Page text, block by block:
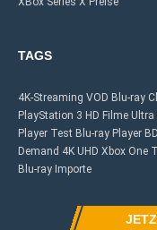
TAGS
4K-Streaming VOD Blu-ray
PlayStation 3 HD Filme Ultra
Player Test Blu-ray Player
Demand 4K UHD Xbox One
Blu-ray Importe